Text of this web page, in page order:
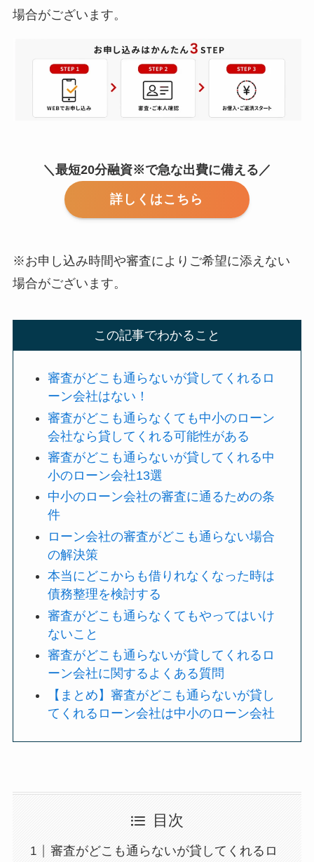
場合がございます。
＼最短20分融資※で急な出費に備える／
詳しくはこちら
※お申し込み時間や審査によりご希望に添えない
場合がございます。
この記事でわかること
審査がどこも通らないが貸してくれるロ
ーン会社はない！
審査がどこも通らなくても中小のローン
会社なら貸してくれる可能性がある
審査がどこも通らないが貸してくれる中
小のローン会社13選
中小のローン会社の審査に通るための条
件
ローン会社の審査がどこも通らない場合
の解決策
本当にどこからも借りれなくなった時は
債務整理を検討する
審査がどこも通らなくてもやってはいけ
ないこと
審査がどこも通らないが貸してくれるロ
ーン会社に関するよくある質問
【まとめ】審査がどこも通らないが貸し
てくれるローン会社は中小のローン会社
目次
審査がどこも通らないが貸してくれるロ